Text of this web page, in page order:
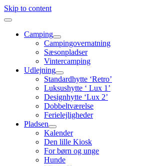
Skip to content
Camping
Campingovernatning
Sæsonpladser
Vintercamping
Udlejning
Standardhytte ‘Retro’
Luksushytte ‘ Lux 1’
Designhytte ‘Lux 2’
Dobbeltværelse
Ferielejligheder
Pladsen
Kalender
Den lille Kiosk
For børn og unge
Hunde